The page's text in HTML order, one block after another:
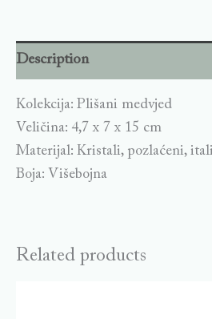
Description
Kolekcija: Plišani medvjed
Veličina: 4,7 x 7 x 15 cm
Materijal: Kristali, pozlaćeni,
Boja: Višebojna
Related products